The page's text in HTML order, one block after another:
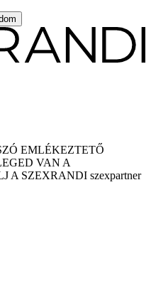
EMLÉKEZTETŐ
VAN A
A SZEXRANDI szexpartner